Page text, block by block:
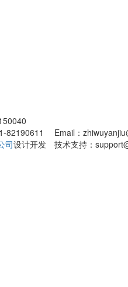
82190611 Email：
司设计开发 技术支持：